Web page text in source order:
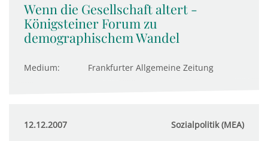
Wenn die Gesellschaft altert -
Königsteiner Forum zu
demographischem Wandel
Medium: Frankfurter Allgemeine Zeitung
12.12.2007 Sozialpolitik (MEA)